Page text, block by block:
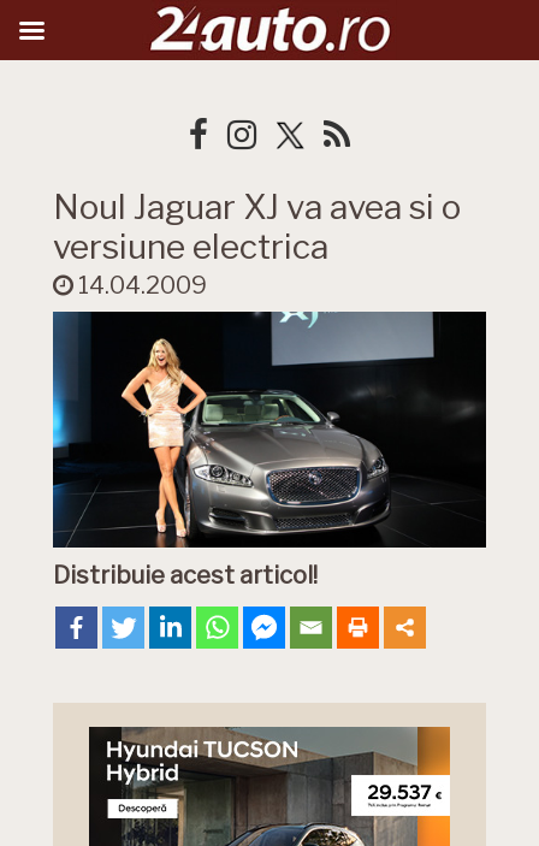
Noul Jaguar XJ va avea si o
versiune electrica
14.04.2009
Distribuie acest articol!